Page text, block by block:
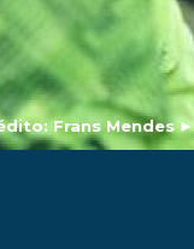
Frans Mendes►